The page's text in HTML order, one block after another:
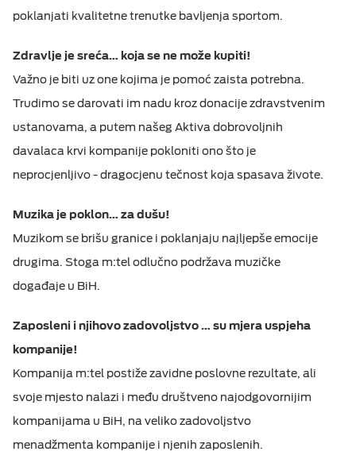
poklanjati kvalitetne trenutke bavljenja sportom.
Zdravlje je sreća… koja se ne može kupiti!
Važno je biti uz one kojima je pomoć zaista potrebna.
Trudimo se darovati im nadu kroz donacije zdravstvenim
ustanovama, a putem našeg Aktiva dobrovoljnih
davalaca krvi kompanije pokloniti ono što je
neprocjenljivo - dragocjenu tečnost koja spasava živote.
Muzika je poklon… za dušu!
Muzikom se brišu granice i poklanjaju najljepše emocije
drugima. Stoga m:tel odlučno podržava muzičke
događaje u BiH.
Zaposleni i njihovo zadovoljstvo … su mjera uspjeha
kompanije!
Kompanija m:tel postiže zavidne poslovne rezultate, ali
svoje mjesto nalazi i među društveno najodgovornijim
kompanijama u BiH, na veliko zadovoljstvo
menadžmenta kompanije i njenih zaposlenih.